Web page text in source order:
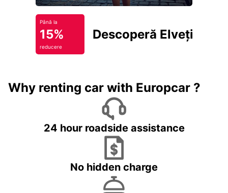
Până la
15%
reducere
Descoperă Elveția
Why renting car with Europcar ?
24 hour roadside assistance
No hidden charge